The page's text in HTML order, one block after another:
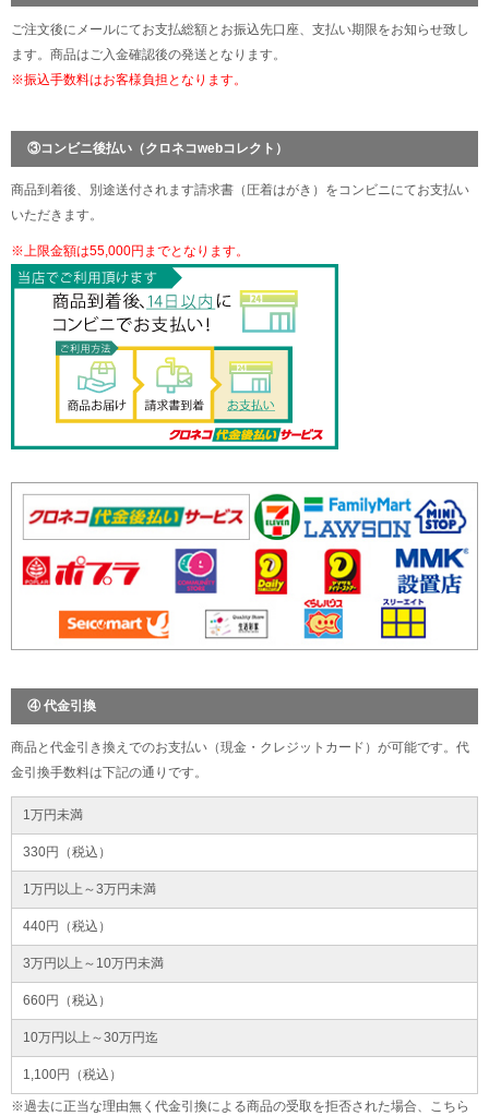
ご注文後にメールにてお支払総額とお振込先口座、支払い期限をお知らせ致し
ます。商品はご入金確認後の発送となります。
※振込手数料はお客様負担となります。
③コンビニ後払い（クロネコwebコレクト）
商品到着後、別途送付されます請求書（圧着はがき）をコンビニにてお支払い
いただきます。
※上限金額は55,000円までとなります。
④ 代金引換
商品と代金引き換えでのお支払い（現金・クレジットカード）が可能です。代
金引換手数料は下記の通りです。
1万円未満
330円（税込）
1万円以上～3万円未満
440円（税込）
3万円以上～10万円未満
660円（税込）
10万円以上～30万円迄
1,100円（税込）
※過去に正当な理由無く代金引換による商品の受取を拒否された場合、こちら